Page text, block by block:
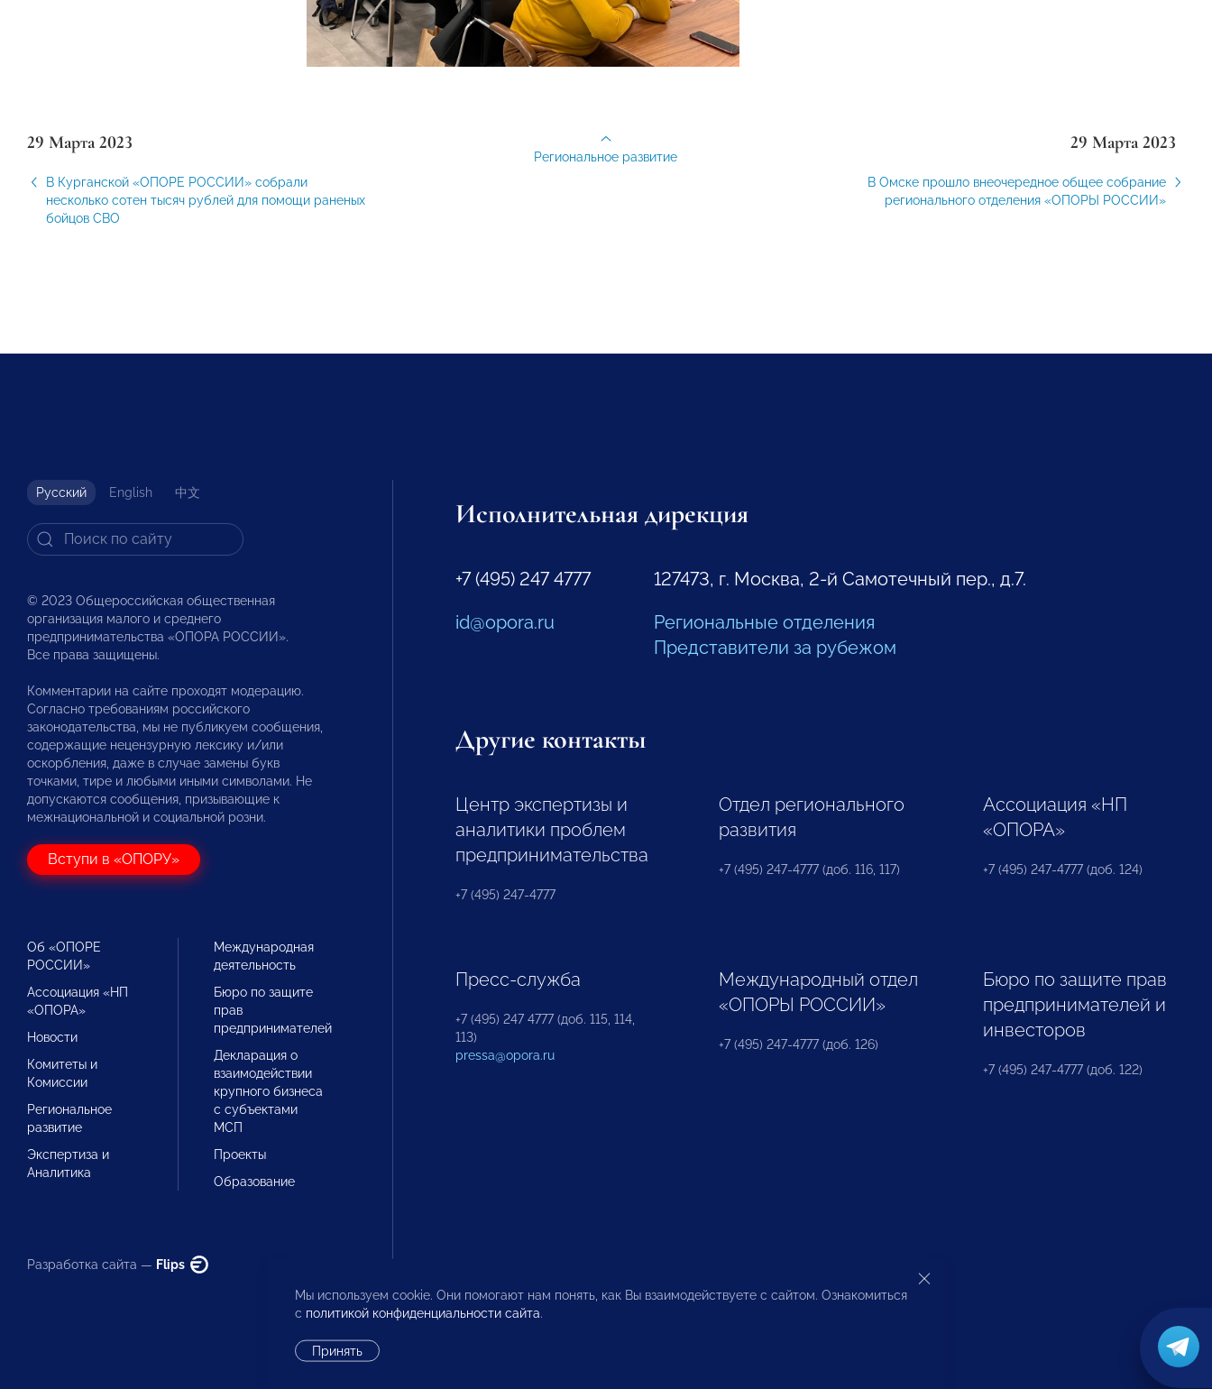
29 Марта 2023
В Курганской «ОПОРЕ РОССИИ» собрали
несколько сотен тысяч рублей для помощи раненых
бойцов СВО
29 Марта 2023
В Омске прошло внеочередное общее собрание
регионального отделения «ОПОРЫ РОССИИ»
Региональное развитие
Русский English 中文
© 2023 Общероссийская общественная
организация малого и среднего
предпринимательства «ОПОРА РОССИИ».
Все права защищены.
Комментарии на сайте проходят модерацию.
Согласно требованиям российского
законодательства, мы не публикуем сообщения,
содержащие нецензурную лексику и/или
оскорбления, даже в случае замены букв
точками, тире и любыми иными символами. Не
допускаются сообщения, призывающие к
межнациональной и социальной розни.
Вступи в «ОПОРУ»
Об «ОПОРЕ
РОССИИ»
Ассоциация «НП
«ОПОРА»
Новости
Комитеты и
Комиссии
Региональное
развитие
Экспертиза и
Аналитика
Международная
деятельность
Бюро по защите
прав
предпринимателей
Декларация о
взаимодействии
крупного бизнеса
с субъектами
МСП
Проекты
Образование
Разработка сайта — Flips
Исполнительная дирекция
+7 (495) 247 4777
id@opora.ru
127473, г. Москва, 2-й Самотечный пер., д.7.
Региональные отделения
Представители за рубежом
Другие контакты
Центр экспертизы и
аналитики проблем
предпринимательства
+7 (495) 247-4777
Отдел регионального
развития
+7 (495) 247-4777 (доб. 116, 117)
Ассоциация «НП
«ОПОРА»
+7 (495) 247-4777 (доб. 124)
Пресс-служба
+7 (495) 247 4777 (доб. 115, 114,
113)
pressa@opora.ru
Международный отдел
«ОПОРЫ РОССИИ»
+7 (495) 247-4777 (доб. 126)
Бюро по защите прав
предпринимателей и
инвесторов
+7 (495) 247-4777 (доб. 122)
Мы используем cookie. Они помогают нам понять, как Вы взаимодействуете с сайтом. Ознакомиться
с политикой конфиденциальности сайта.
Принять